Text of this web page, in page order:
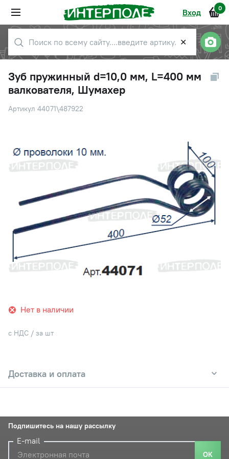
Вход 0
✕
Зуб пружинный d=10,0 мм, L=400 мм
валкователя, Шумахер
Артикул 44071\487922
Нет в наличии
с НДС / за шт
Доставка и оплата
Подпишитесь на нашу рассылку
E-mail
ОК